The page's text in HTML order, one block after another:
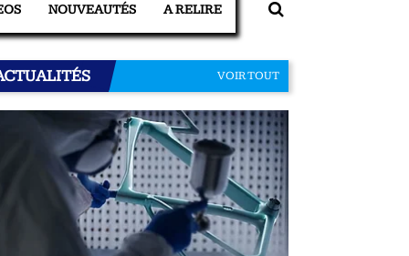
NOUVEAUTÉS A RELIRE
VOIR TOUT